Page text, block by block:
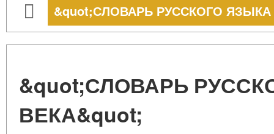
&quot;СЛОВАРЬ РУССКОГО ЯЗЫКА
&quot;СЛОВАРЬ
ВЕКА&quot;